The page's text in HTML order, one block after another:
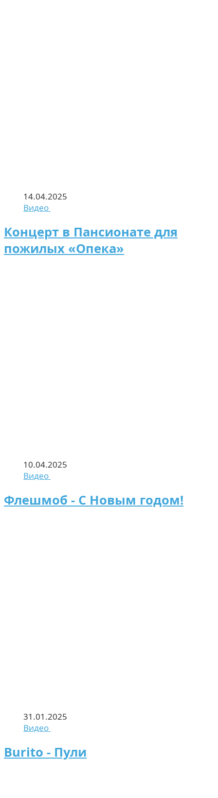
14.04.2025
Видео
Концерт в Пансионате для
пожилых «Опека»
10.04.2025
Видео
Флешмоб - С Новым годом!
31.01.2025
Видео
Burito - Пули